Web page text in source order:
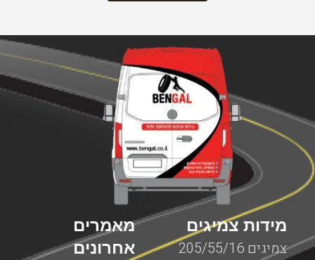
מאמרים
אחרונים
מידות צמיגים
צמיגים 205/55/16